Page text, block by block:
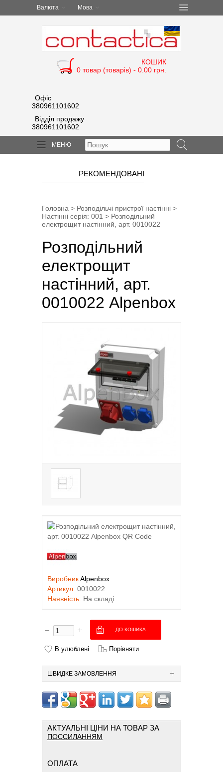
Валюта Мова
КОШИК
0 товар (товарів) - 0.00 грн.
Офіс
380961101602
Відділ продажу
380961101602
МЕНЮ
РЕКОМЕНДОВАНІ
Головна > Розподільчі пристрої настінні >
Настінні серія: 001 > Розподільний
електрощит настінний, арт. 0010022
Розподільний
електрощит
настінний, арт.
0010022 Alpenbox
ВиробникAlpenbox
Артикул: 0010022
Наявність: На складі
В улюблені Порівняти
ШВИДКЕ ЗАМОВЛЕННЯ
АКТУАЛЬНІ ЦІНИ НА ТОВАР ЗА
ПОССИЛАННЯМ
ОПЛАТА